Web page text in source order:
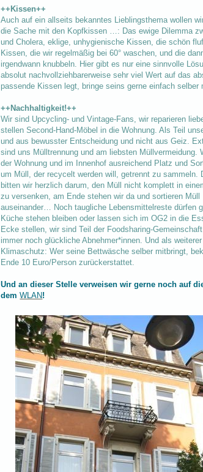
++Kissen++
Auch auf ein allseits bekanntes Lieblingsthema wollen
die Sache mit den Kopfkissen …: Das ewige Dilemma
und Cholera, eklige, unhygienische Kissen, die schön
Kissen, die wir regelmäßig bei 60° waschen, und die
irgendwann knubbeln. Hier gibt es nur eine sinnvolle
absolut nachvollziehbarerweise sehr viel Wert auf das
passende Kissen legt, bringe seins gerne einfach selber
++Nachhaltigkeit!++
Wir sind Upcycling- und Vintage-Fans, wir reparieren
stellen Second-Hand-Möbel in die Wohnung. Als Teil
und aus bewusster Entscheidung und nicht aus Geiz.
sind uns Mülltrennung und am liebsten Müllvermeidung.
der Wohnung und im Innenhof ausreichend Platz und
um Müll, der recycelt werden will, getrennt zu sammeln.
bitten wir herzlich darum, den Müll nicht komplett in
zu versenken, am Ende stehen wir da und sortieren Müll
auseinander… Noch taugliche Lebensmittelreste dürfen
Küche stehen bleiben oder lassen sich im OG2 in die
Ecke stellen, wir sind Teil der Foodsharing-
immer noch glückliche Abnehmer*innen. Und als
Klimaschutz: Wer seine Bettwäsche selber mitbringt,
Ende 10 Euro/Person zurückerstattet.
Und an dieser Stelle verweisen wir gerne noch auf
dem WLAN!